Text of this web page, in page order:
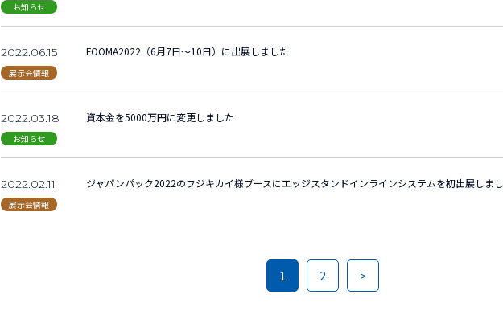
お知らせ
2022.06.15
展示会情報
FOOMA2022（6月7日～10日）に出展しました
2022.03.18
お知らせ
資本金を5000万円に変更しました
2022.02.11
展示会情報
ジャパンパック2022のフジキカイ様ブースにエッジスタンドインラインシステムを初出展しま
1 2 >